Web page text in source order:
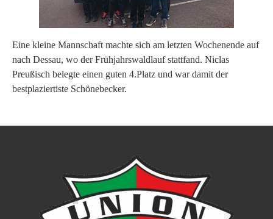
Eine kleine Mannschaft machte sich am letzten Wochenende auf
nach Dessau, wo der Frühjahrswaldlauf stattfand. Niclas
Preußisch belegte einen guten 4.Platz und war damit der
bestplaziertiste Schönebecker.